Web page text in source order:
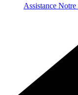
Assistance Notre